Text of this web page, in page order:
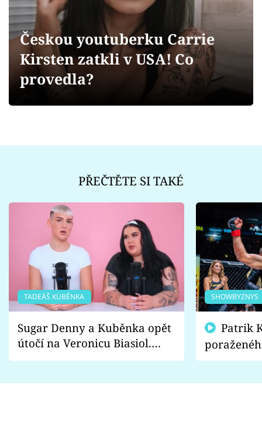
Videa
Sledujte prima+
Českou youtuberku Carrie
Kirsten zatkli v USA! Co
provedla?
PŘEČTĚTE SI TAKÉ
TADEÁŠ KUBĚNKA
Sugar Denny a Kuběnka opět
útočí na Veronicu Biasiol.
Proč je podle nich falešná a
SHOWBYZNYS
fanoušci